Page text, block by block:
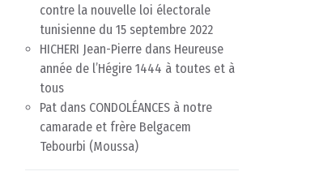
contre la nouvelle loi électorale
tunisienne du 15 septembre 2022
HICHERI Jean-Pierre dans Heureuse
année de l’Hégire 1444 à toutes et à
tous
Pat dans CONDOLÉANCES à notre
camarade et frère Belgacem
Tebourbi (Moussa)